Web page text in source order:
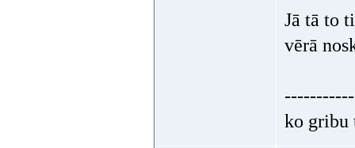
Jā tā to
vērā
ko gribu